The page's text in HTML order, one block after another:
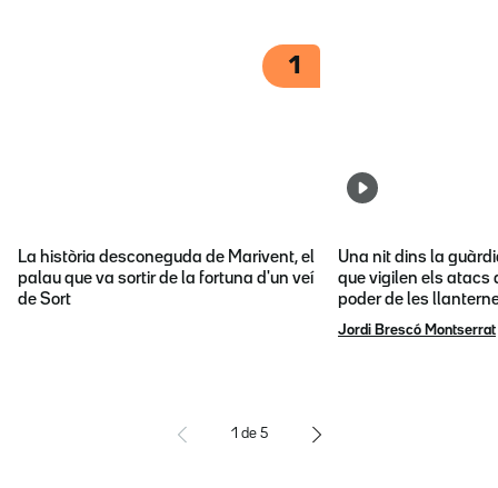
1
La història desconeguda de Marivent, el
palau que va sortir de la fortuna d'un veí
de Sort
Una nit dins la
que vigilen els atacs
poder de les
Jordi Brescó Montserrat
1 de 5